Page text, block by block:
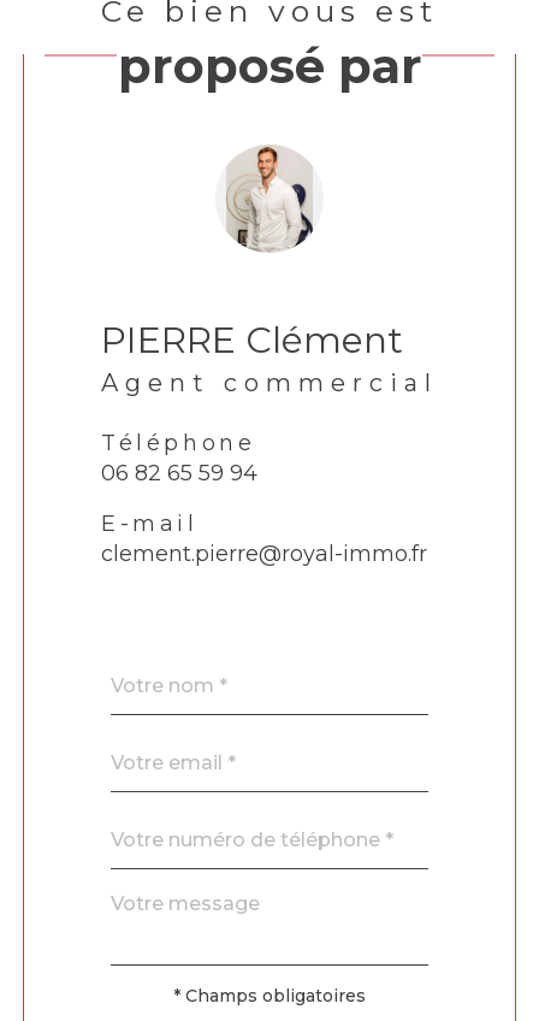
Ce bien vous est
proposé par
PIERRE Clément
Agent commercial
Téléphone
06 82 65 59 94
E-mail
clement.pierre@royal-immo.fr
par
*
*
*
Fieldset
défaut
Message
*
Validation* Champs obligatoires